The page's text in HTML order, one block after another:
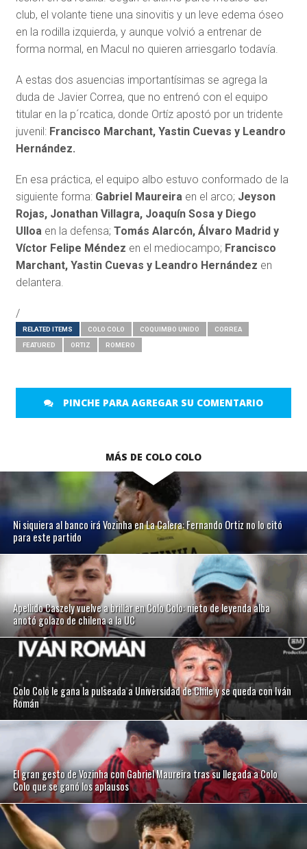
club, el volante tiene una sinovitis y un leve edema óseo
en la rodilla izquierda, y aunque volvió a entrenar de
forma normal, en Macul no quieren arriesgarlo todavía.
A estas dos asuencias importantísimas se agrega la
duda de Javier Correa, que no entrenó con el equipo
titular en la p´rcatica, donde Ortíz apostó por un tridente
juvenil: Francisco Marchant, Yastin Cuevas y Leandro
Hernández.
En esa práctica, el equipo albo estuvo conformado de la
siguiente forma: Gabriel Maureiraen el arco; Jeyson
Rojas, Jonathan Villagra, Joaquín Sosa y Diego
Ulloaen la defensa; Tomás Alarcón, Álvaro Madrid y
Víctor Felipe Méndez en el mediocampo; Francisco
Marchant, Yastin Cuevas y Leandro Hernández en
delantera.
/
RELATED ITEMS COLO COLO COQUIMBO UNIDO CORREA
FEATURED ORTIZ ROMERO
PINCHE PARA AGREGAR SU COMENTARIO
MÁS DE COLO COLO
Ni siquiera al banco irá Vozinha en La Calera: Fernando Ortiz no lo citó
para este partido
Apellido Caszely vuelve a brillar en Colo Colo: nieto de leyenda alba
anotó golazo de chilena a la UC
Colo Colo le gana la pulseada a Universidad de Chile y se queda con Iván
Román
El gran gesto de Vozinha con Gabriel Maureira tras su llegada a Colo
Colo que se ganó los aplausos